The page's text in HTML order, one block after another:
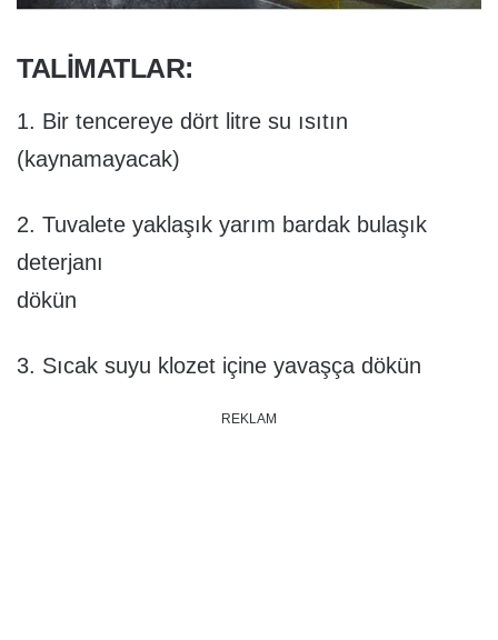
TALIMATLAR:
1. Bir tencereye dört litre su ısıtın
(kaynamayacak)
2. Tuvalete yaklaşık yarım bardak bulaşık
deterjanı
dökün
3. Sıcak suyu klozet içine yavaşça dökün
REKLAM